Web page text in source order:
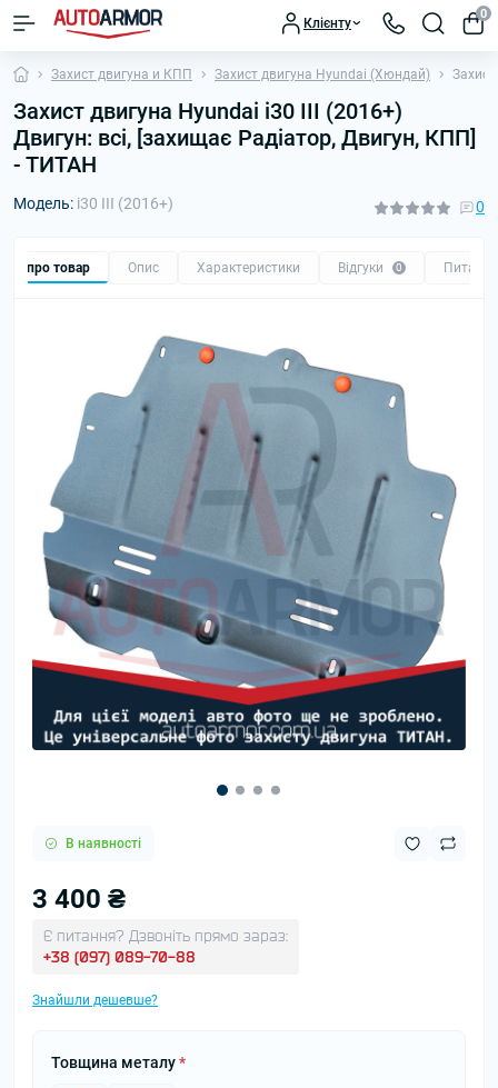
Клієнту
0
Захист двигуна и КПП Захист двигуна Hyundai (Хюндай)
Захист двигуна Hyundai i30 III (2016+)
Двигун: всі, [захищає Радіатор, Двигун, КПП]
- ТИТАН
Модель: i30 III (2016+) 0
Все про товар Опис Характеристики Відгуки 0 Питання
В наявності
3 400 ₴
Є питання? Дзвоніть прямо зараз:
+38 (097) 089-70-88
Знайшли дешевше?
Товщина металу*